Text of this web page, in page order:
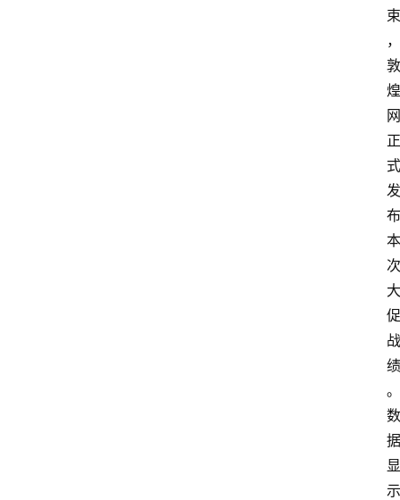
束
，
敦
煌
网
正
式
发
布
本
次
大
促
战
绩
。
数
据
显
示